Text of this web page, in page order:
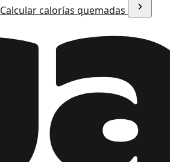
Calcular calorías quemadas